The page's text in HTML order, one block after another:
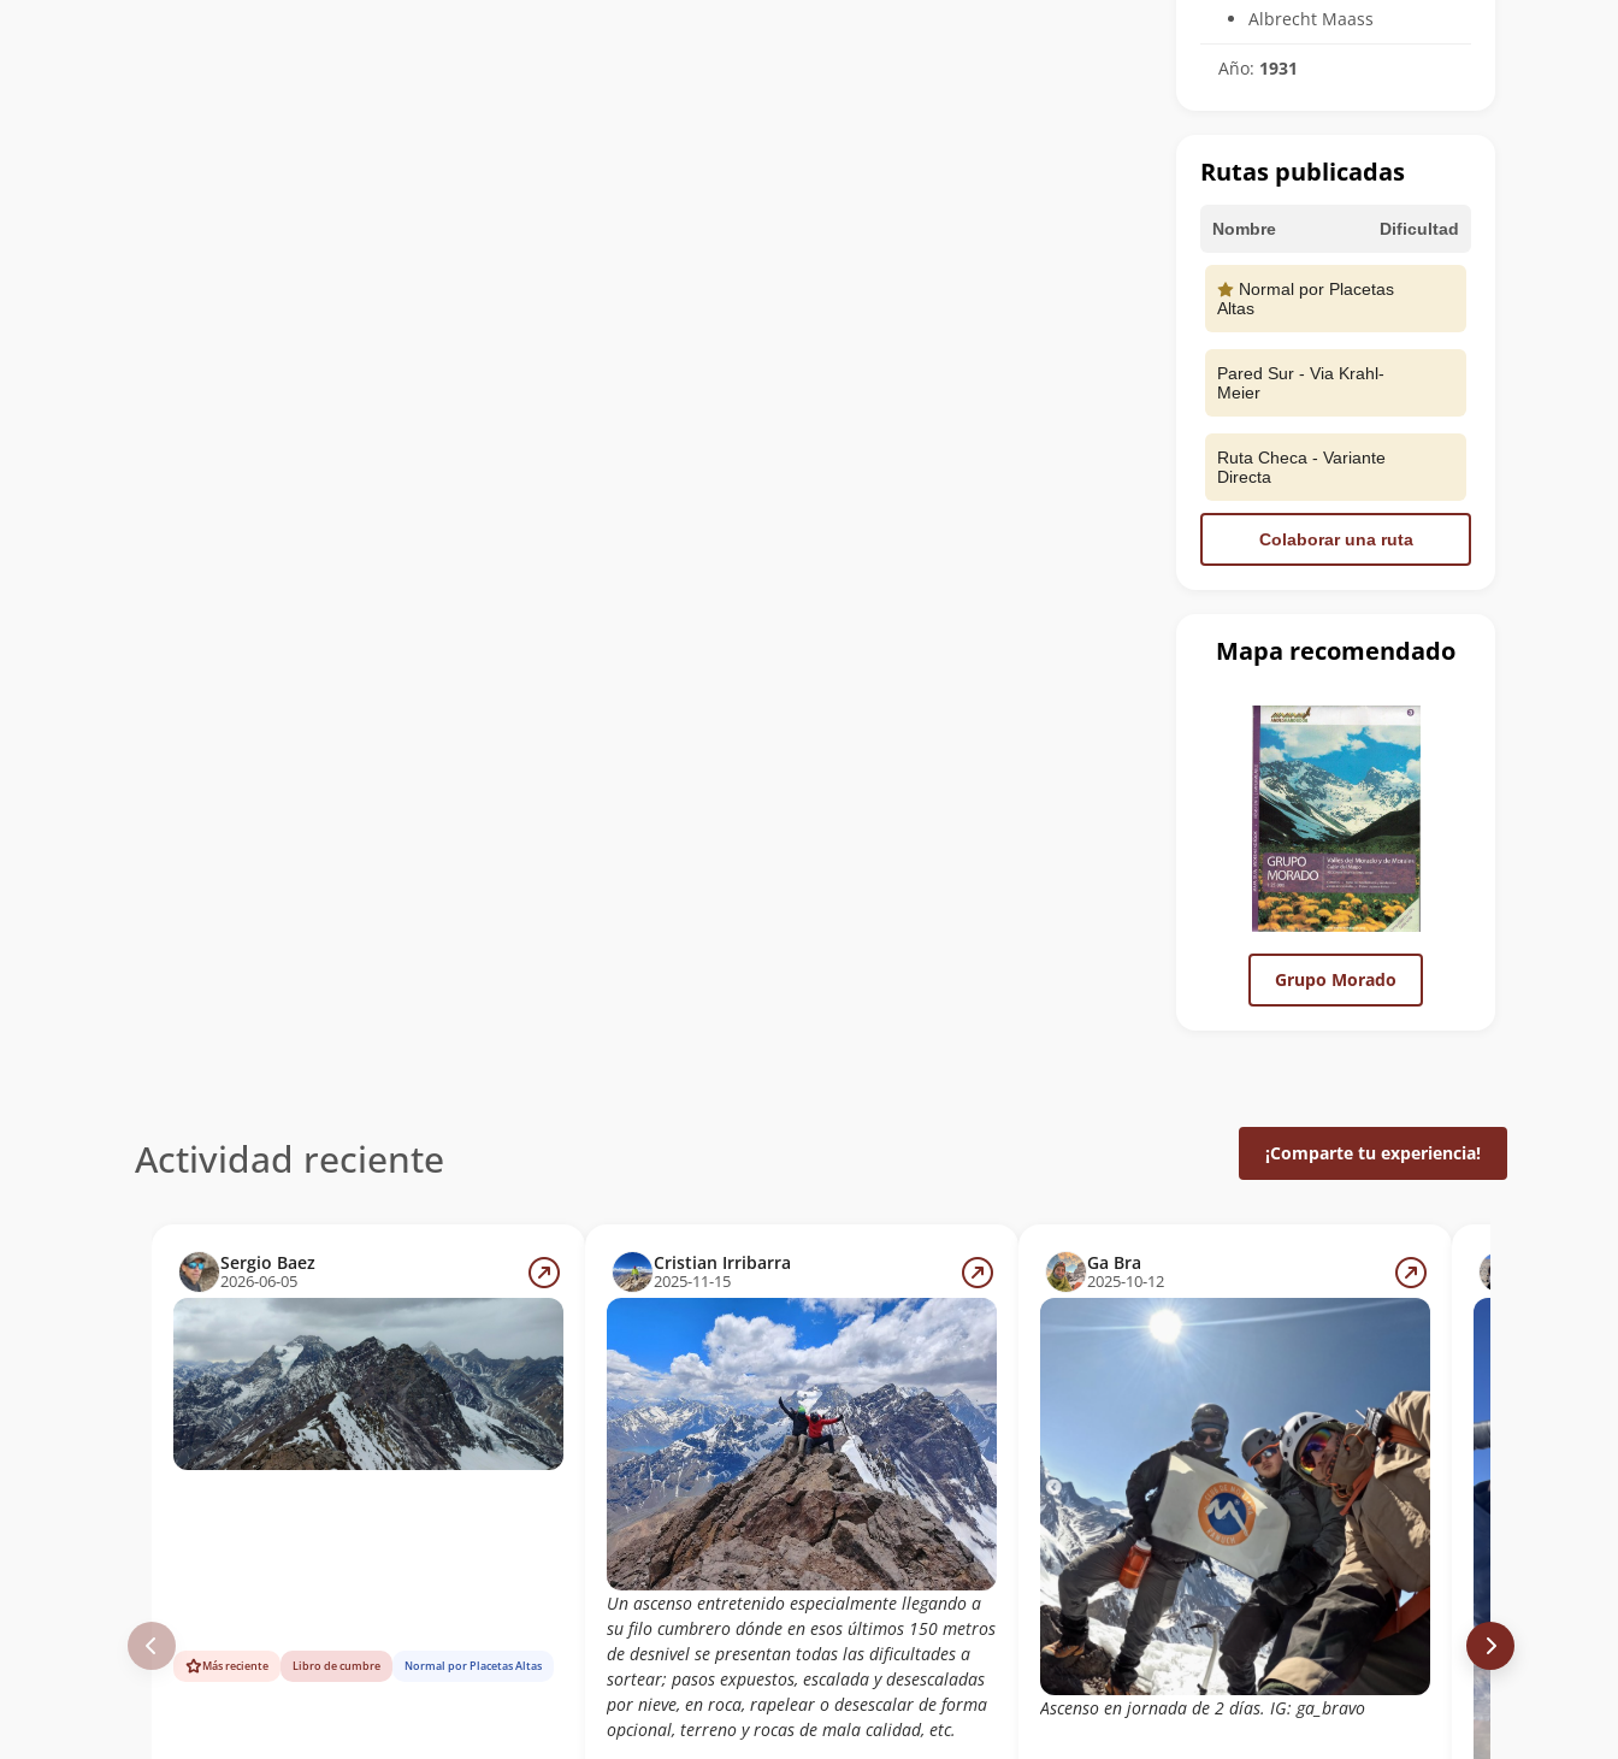
Albrecht Maass
Año: 1931
Rutas publicadas
Nombre Dificultad
Normal por Placetas
Altas
Pared Sur - Via Krahl-
Meier
Ruta Checa - Variante
Directa
Colaborar una ruta
Mapa recomendado
Grupo Morado
Actividad reciente ¡Comparte tu experiencia!
Sergio Baez
2026-06-05
Más reciente Libro de cumbre Normal por Placetas Altas
Cristian Irribarra
2025-11-15
Un ascenso entretenido especialmente llegando a
su filo cumbrero dónde en esos últimos 150 metros
de desnivel se presentan todas las dificultades a
sortear; pasos expuestos, escalada y desescaladas
por nieve, en roca, rapelear o desescalar de forma
opcional, terreno y rocas de mala calidad, etc.
Ga Bra
2025-10-12
Ascenso en jornada de 2 días. IG: ga_bravo